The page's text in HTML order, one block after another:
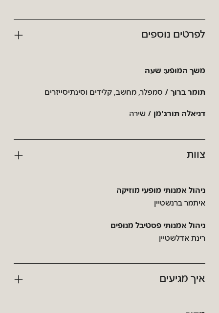
לפרטים נוספים
משך המופע: שעה
תומר ברוך / סמפלר, מחשב, קלידים וסינתיסייזרים
דניאלה תורג'מן /שירה
צוות
ניהול אמנותי מופעי מוזיקה
איתמר ברנשטיין
ניהול אמנותי פסטיבל מנופים
רינת אדלשטיין
איך מגיעים